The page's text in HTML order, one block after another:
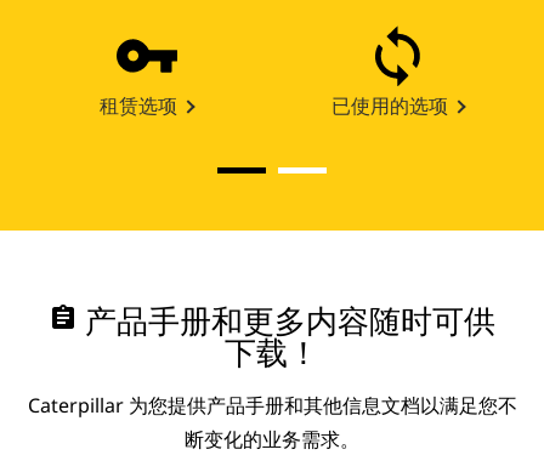
租赁选项 已使用的选项
assignment 产品手册和更多内容随时可供
下载！
Caterpillar 为您提供产品手册和其他信息文档以满足您不
断变化的业务需求。